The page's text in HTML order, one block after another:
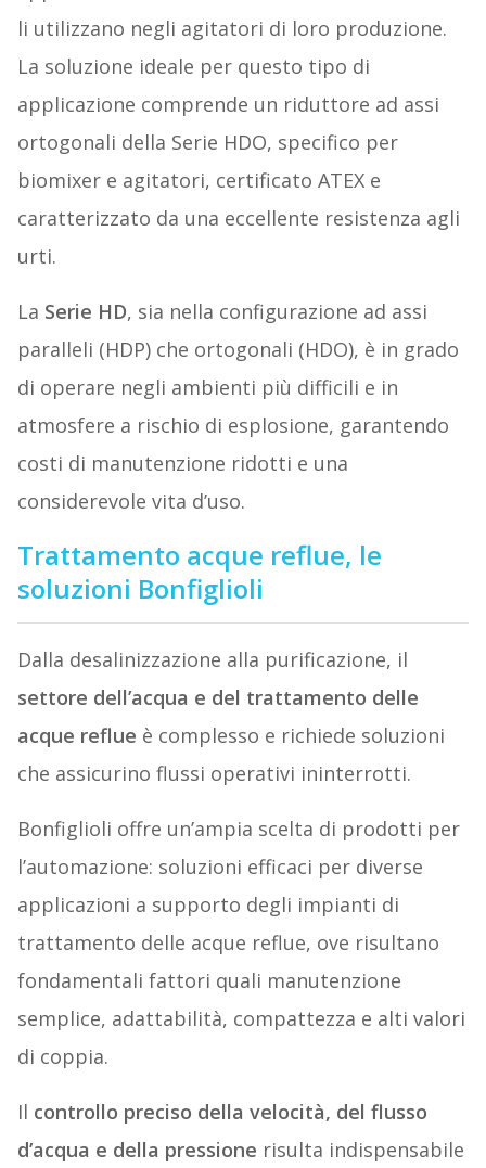
li utilizzano negli agitatori di loro produzione.
La soluzione ideale per questo tipo di
applicazione comprende un riduttore ad assi
ortogonali della Serie HDO, specifico per
biomixer e agitatori, certificato ATEX e
caratterizzato da una eccellente resistenza agli
urti.
La Serie HD, sia nella configurazione ad assi
paralleli (HDP) che ortogonali (HDO), è in grado
di operare negli ambienti più difficili e in
atmosfere a rischio di esplosione, garantendo
costi di manutenzione ridotti e una
considerevole vita d’uso.
Trattamento acque reflue, le
soluzioni Bonfiglioli
Dalla desalinizzazione alla purificazione, il
settore dell’acqua e del trattamento delle
acque reflue è complesso e richiede soluzioni
che assicurino flussi operativi ininterrotti.
Bonfiglioli offre un’ampia scelta di prodotti per
l’automazione: soluzioni efficaci per diverse
applicazioni a supporto degli impianti di
trattamento delle acque reflue, ove risultano
fondamentali fattori quali manutenzione
semplice, adattabilità, compattezza e alti valori
di coppia.
Il controllo preciso della velocità, del flusso
d’acqua e della pressione risulta indispensabile